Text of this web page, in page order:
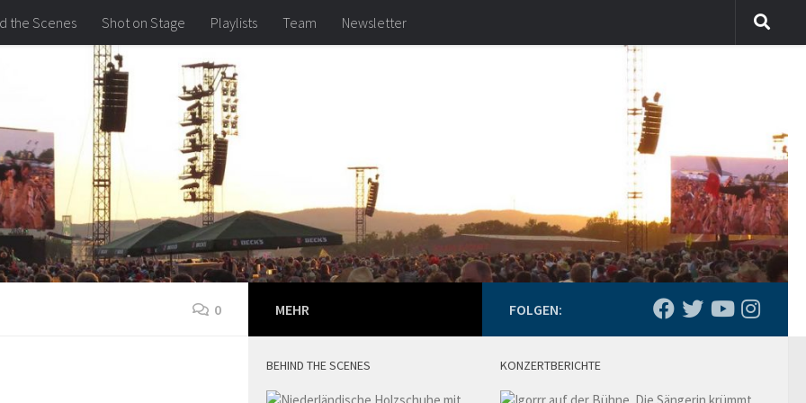
the Scenes Shot on Stage Playlists Team Newsletter
0 FOLGEN:
KONZERTBERICHTE
MEHR
BEHIND THE SCENES